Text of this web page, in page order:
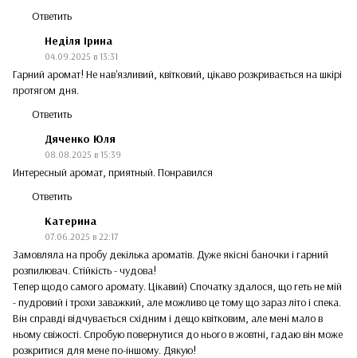
Ответить
Неділя Ірина
04.09.2025 в 13:31
Гарний аромат! Не нав'язливий, квітковий, цікаво розкривається на шкірі
протягом дня.
Ответить
Дяченко Юля
08.08.2025 в 15:39
Интересный аромат, приятный. Понравился
Ответить
Катерина
07.06.2025 в 22:17
Замовляла на пробу декілька ароматів. Дуже якісні баночки і гарний
розпилювач. Стійкість - чудова!
Тепер щодо самого аромату. Цікавий) Спочатку здалося, що геть не мій
- пудровий і трохи заважкий, але можливо це тому що зараз літо і спека.
Він справді відчувається східним і дещо квітковим, але мені мало в
ньому свіжості. Спробую повернутися до нього в жовтні, гадаю він може
розкритися для мене по-іншому. Дякую!